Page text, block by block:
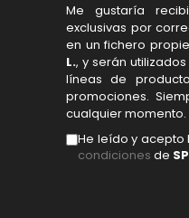
Me gustaría
exclusivas por
en un fichero
L., y serán
líneas de
promociones.
cualquier momento.
He leído y acepto
condiciones de